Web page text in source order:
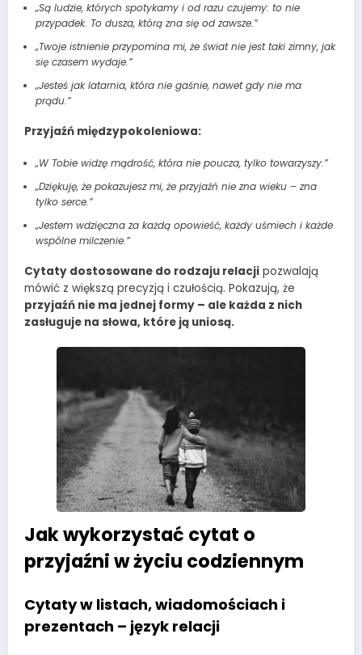
„Są ludzie, których spotykamy i od razu czujemy: to nie
przypadek. To dusza, którą zna się od zawsze.”
„Twoje istnienie przypomina mi, że świat nie jest taki zimny, jak
się czasem wydaje.”
„Jesteś jak latarnia, która nie gaśnie, nawet gdy nie ma
prądu.”
Przyjaźń międzypokoleniowa:
„W Tobie widzę mądrość, która nie poucza, tylko towarzyszy.”
„Dziękuję, że pokazujesz mi, że przyjaźń nie zna wieku – zna
tylko serce.”
„Jestem wdzięczna za każdą opowieść, każdy uśmiech i każde
wspólne milczenie.”
Cytaty dostosowane do rodzaju relacji pozwalają
mówić z większą precyzją i czułością. Pokazują, że
przyjaźń nie ma jednej formy – ale każda z nich
zasługuje na słowa, które ją uniosą.
Jak wykorzystać cytat o
przyjaźni w życiu codziennym
Cytaty w listach, wiadomościach i
prezentach – język relacji